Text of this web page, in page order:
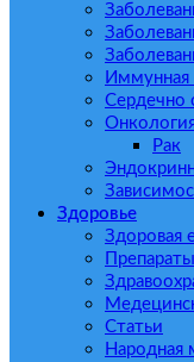
Иммунная
Сердечно
Рак
Здоровье
Здоровая
Препараты
Статьи
Народная